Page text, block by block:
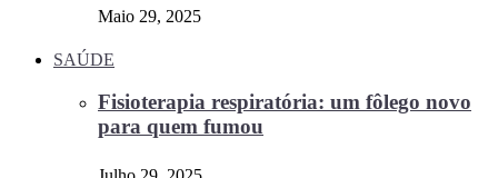
Maio 29, 2025
SAÚDE
Fisioterapia respiratória: um fôlego novo
para quem fumou